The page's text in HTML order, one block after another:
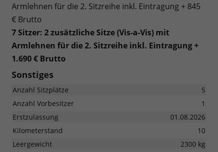
Armlehnen für die 2. Sitzreihe inkl. Eintragung + 845
€ Brutto
7 Sitzer: 2 zusätzliche Sitze (Vis-a-Vis) mit
Armlehnen für die 2. Sitzreihe inkl. Eintragung+
1.690 € Brutto
Sonstiges
Anzahl Sitzplätze
5
Anzahl Vorbesitzer
1
Erstzulassung
01.08.2026
Kilometerstand
10
Leergewicht
2300 kg